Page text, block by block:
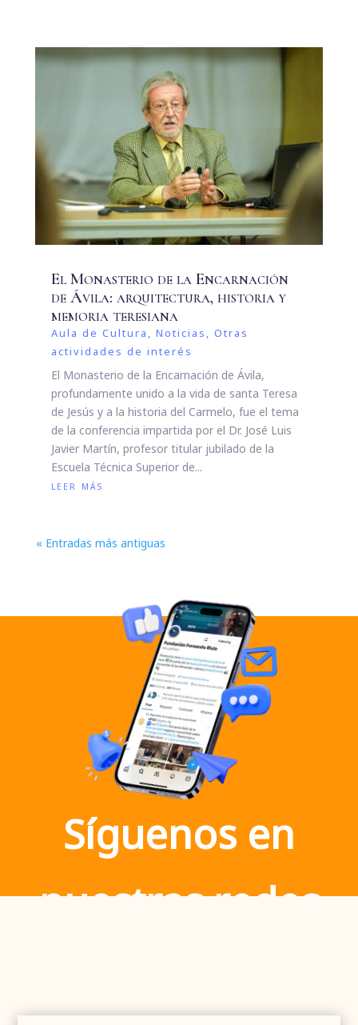
El Monasterio de la Encarnación
de Ávila: arquitectura, historia y
memoria teresiana
Aula de Cultura , Noticias , Otras
actividades de interés
El Monasterio de la Encarnación de Ávila,
profundamente unido a la vida de santa Teresa
de Jesús y a la historia del Carmelo, fue el tema
de la conferencia impartida por el Dr. José Luis
Javier Martín, profesor titular jubilado de la
Escuela Técnica Superior de...
leer más
« Entradas más antiguas
Síguenos en
nuestras redes